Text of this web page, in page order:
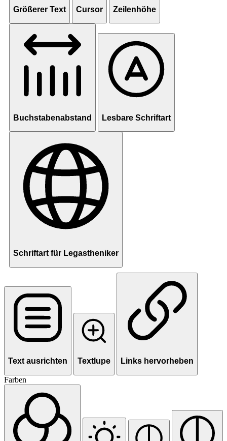
Größerer Text Cursor Zeilenhöhe
Buchstabenabstand Lesbare Schriftart
Schriftart für Legastheniker
Text ausrichten Textlupe Links hervorheben
Farben